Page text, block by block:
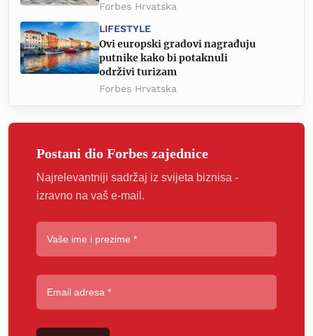
Forbes Hrvatska
LIFESTYLE
Ovi europski gradovi nagrađuju
putnike kako bi potaknuli
održivi turizam
Forbes Hrvatska
Postani dio Forbes zajednice
Najrelevantniji sadržaj iz svijeta biznisa -
izravno na vaš e-mail.